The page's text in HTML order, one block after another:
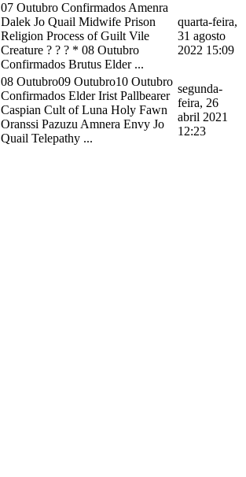
07 Outubro Confirmados Amenra
Dalek Jo Quail Midwife Prison
Religion Process of Guilt Vile
Creature ? ? ? * 08 Outubro
Confirmados Brutus Elder ...
quarta-feira,
31 agosto
2022 15:09
08 Outubro09 Outubro10 Outubro
Confirmados Elder Irist Pallbearer
Caspian Cult of Luna Holy Fawn
Oranssi Pazuzu Amnera Envy Jo
Quail Telepathy ...
segunda-
feira, 26
abril 2021
12:23